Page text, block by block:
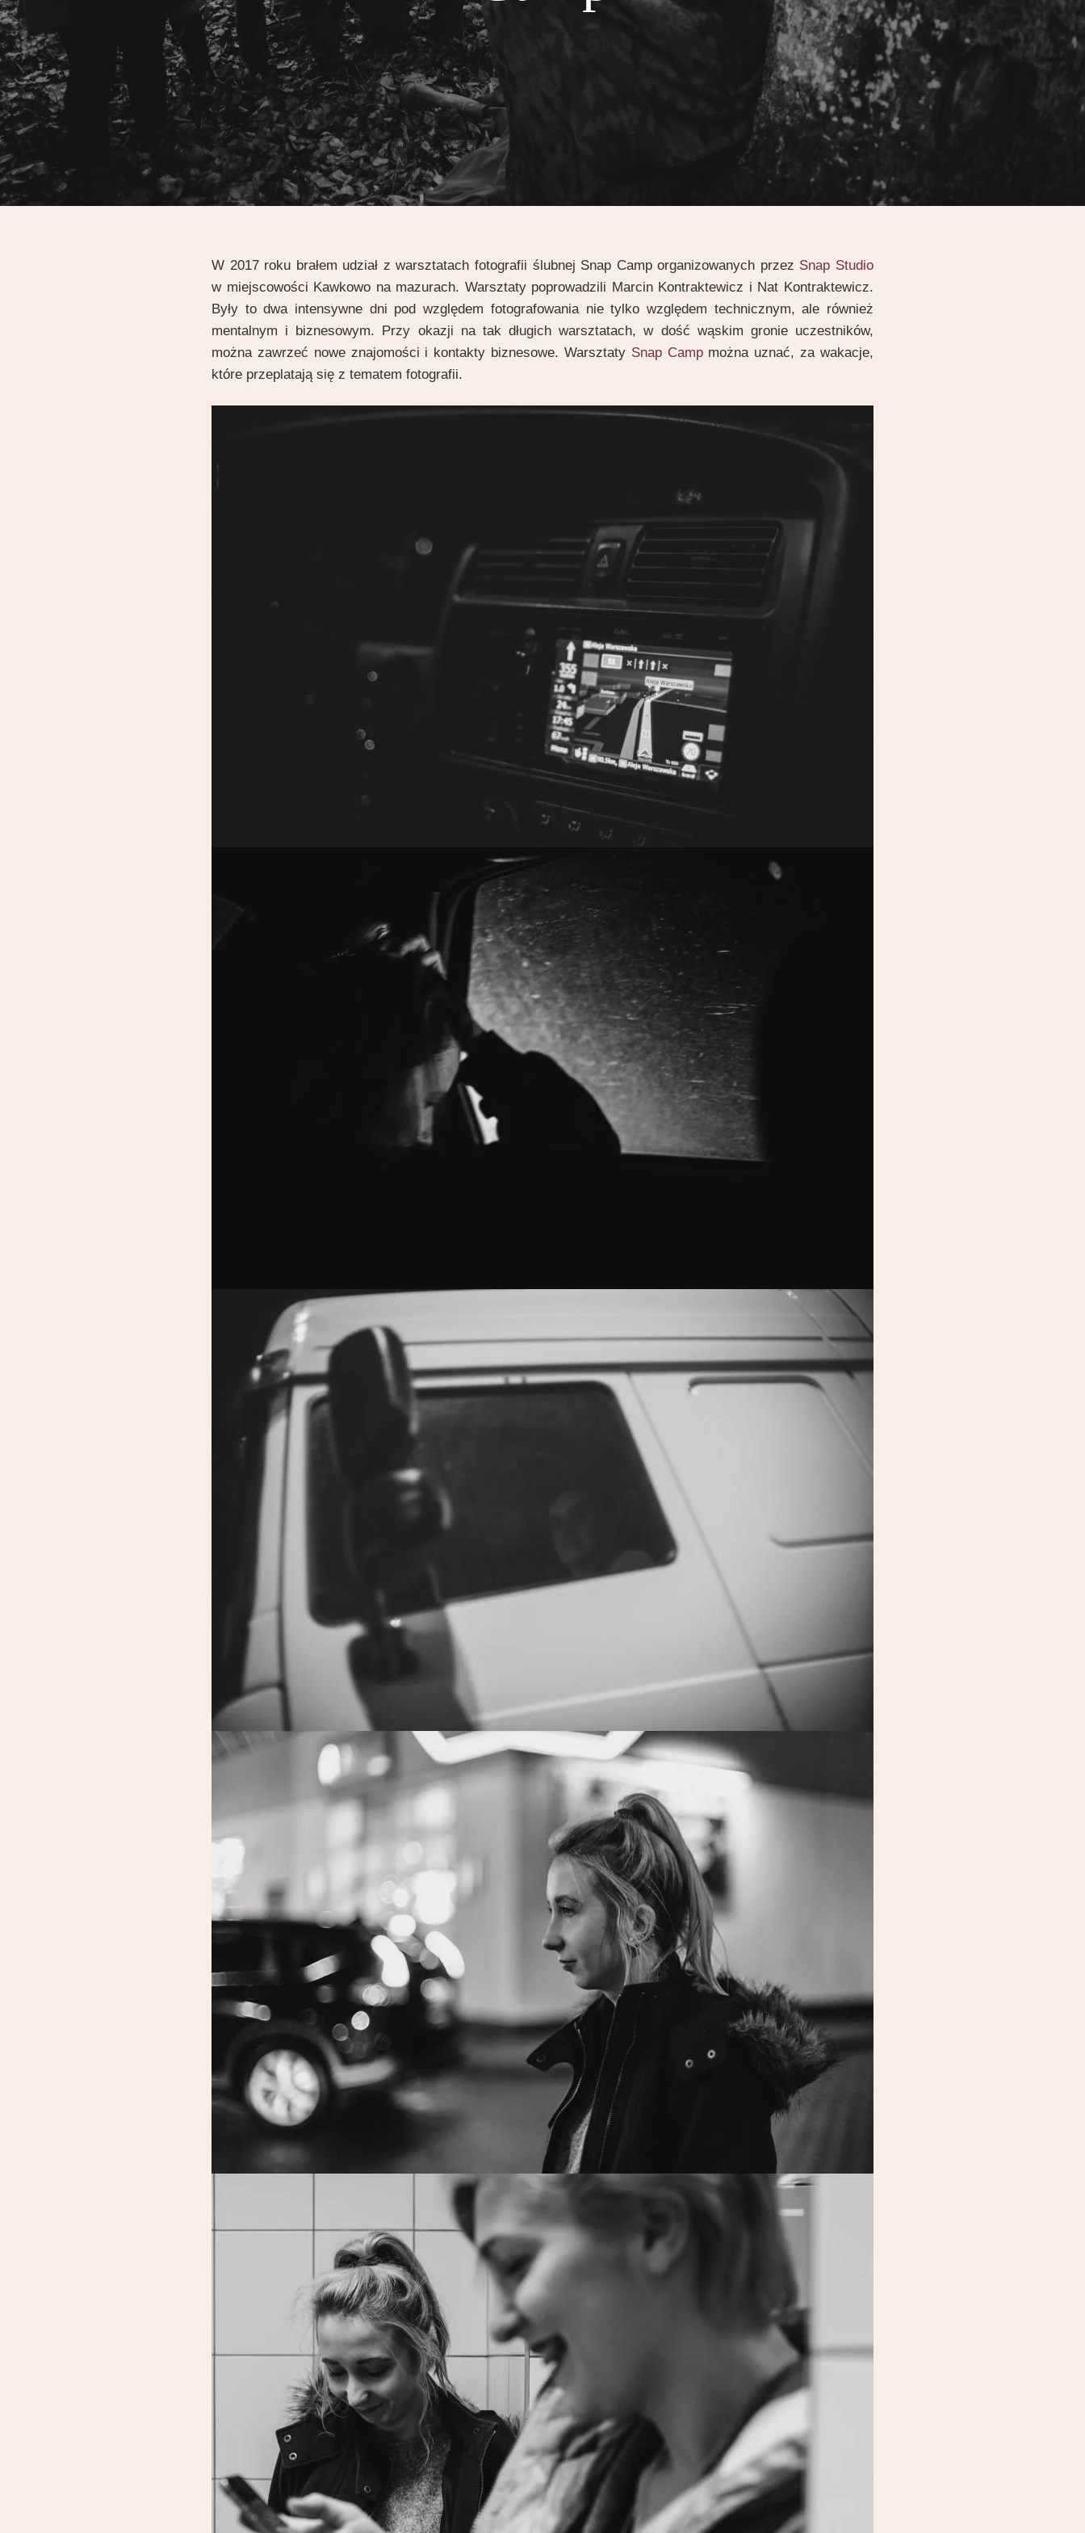
W 2017 roku brałem udział z warsztatach fotografii ślubnej Snap Camp organizowanych przez Snap Studio
w miejscowości Kawkowo na mazurach. Warsztaty poprowadzili Marcin Kontraktewicz i Nat Kontraktewicz.
Były to dwa intensywne dni pod względem fotografowania nie tylko względem technicznym, ale również
mentalnym i biznesowym. Przy okazji na tak długich warsztatach, w dość wąskim gronie uczestników,
można zawrzeć nowe znajomości i kontakty biznesowe. Warsztaty Snap Campmożna uznać, za wakacje,
które przeplatają się z tematem fotografii.